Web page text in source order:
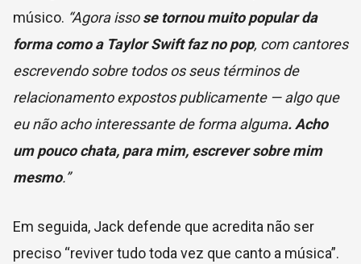
músico. “Agora issose tornou muito popular da
forma como a Taylor Swiftfaz no pop, com cantores
escrevendo sobre todos os seus términos de
relacionamento expostos publicamente — algo que
eu não acho interessante de forma alguma. Acho
um pouco chata, para mim, escrever sobre mim
mesmo.”
Em seguida, Jack defende que acredita não ser
preciso “reviver tudo toda vez que canto a música”.